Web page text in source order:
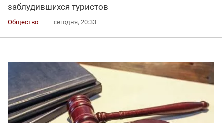
заблудившихся туристов
Общество сегодня, 20:33